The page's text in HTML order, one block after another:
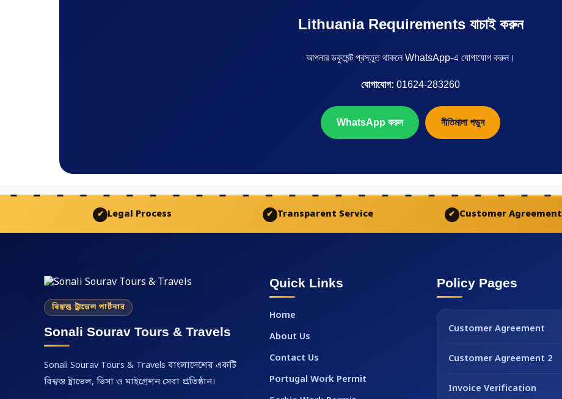
Lithuania Requirements যাচাই করুন
আপনার ডকুমেন্ট প্রস্তুত থাকলে WhatsApp-এ যোগাযোগ করুন।
যোগাযোগ: 01624-283260
WhatsApp করুন নীতিমালা পড়ুন
✔ Legal Process ✔ Transparent Service ✔ Customer Agreement
বিশ্বস্ত ট্রাভেল পার্টনার
Sonali Sourav Tours & Travels
Sonali Sourav Tours & Travels বাংলাদেশের একটি
বিশ্বস্ত ট্রাভেল, ভিসা ও মাইগ্রেশন সেবা প্রতিষ্ঠান।
Quick Links
Home
About Us
Contact Us
Portugal Work Permit
Policy Pages
Customer Agreement
Customer Agreement 2
Invoice Verification